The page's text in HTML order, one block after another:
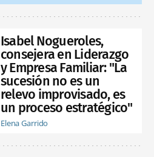
Isabel Nogueroles,
consejera en Liderazgo
y Empresa Familiar: "La
sucesión no es un
relevo improvisado, es
un proceso estratégico"
Elena Garrido